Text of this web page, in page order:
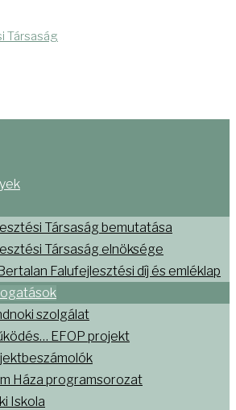
Társaság bemutatása
Társaság elnöksége
Falufejlesztési díj és emléklap
szolgálat
EFOP projekt
Háza programsorozat
Iskola